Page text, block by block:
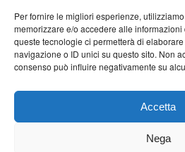
Per fornire le migliori esperienze,
memorizzare e/o accedere alle
queste tecnologie ci permetterà di
navigazione o ID unici su questo sito. Non
consenso può influire negativamente su
Accetta
Nega
NAVIGA PER
Mappa completa
Cookie Policy (UE)
Iscriviti alla Community